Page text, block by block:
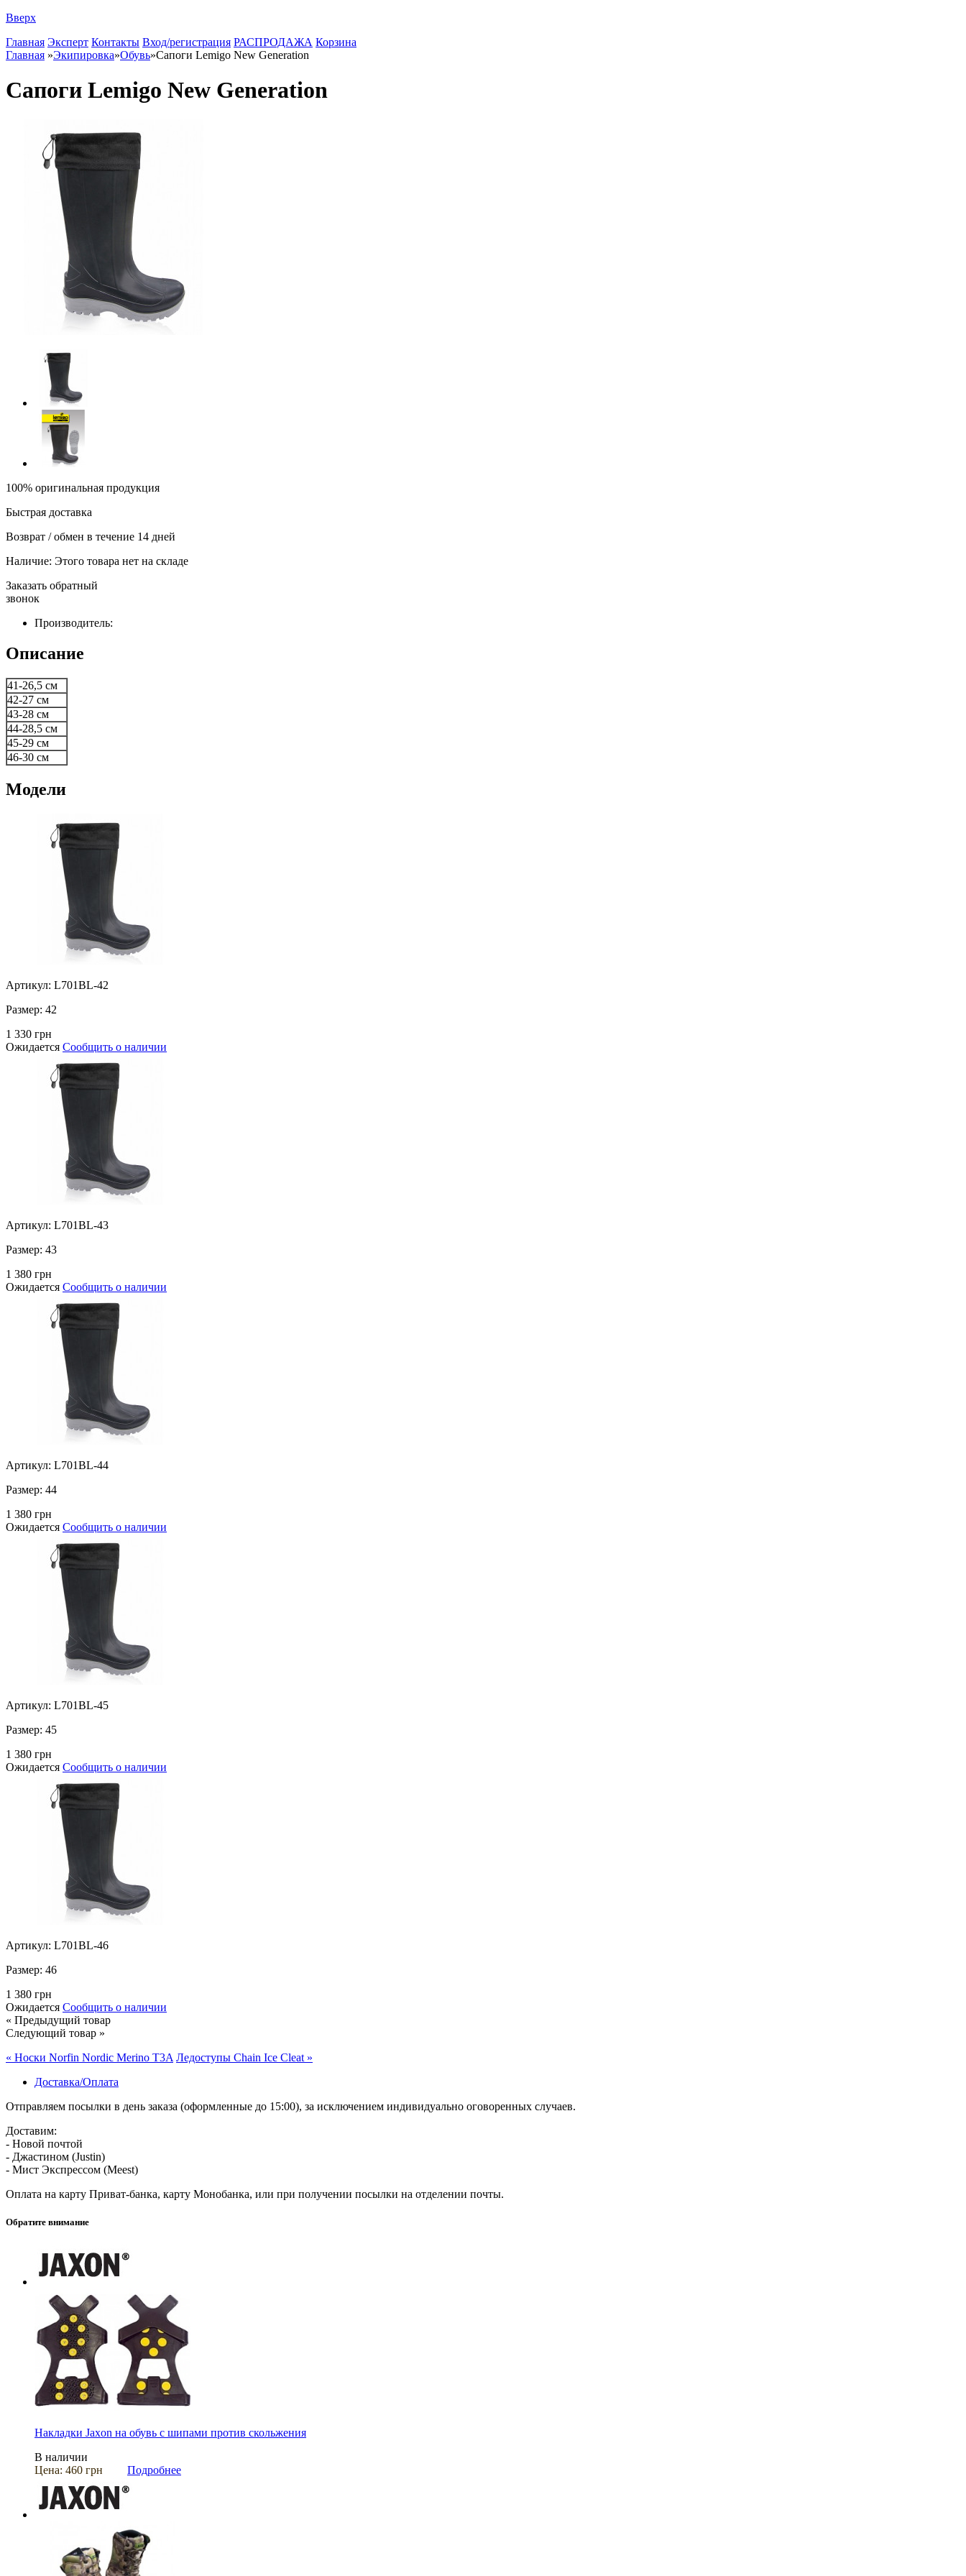
Вверх
Главная Эксперт Контакты Вход/регистрация РАСПРОДАЖА Корзина
Главная »Экипировка»Обувь»Сапоги Lemigo New Generation
Сапоги Lemigo New Generation
100% оригинальная продукция
Быстрая доставка
Возврат / обмен в течение 14 дней
Наличие: Этого товара нет на складе
Заказать обратный
звонок
Производитель:
Описание
41-26,5 см
42-27 см
43-28 см
44-28,5 см
45-29 см
46-30 см
Модели
Артикул: L701BL-42
Размер: 42
1 330 грн
Ожидается Сообщить о наличии
Артикул: L701BL-43
Размер: 43
1 380 грн
Ожидается Сообщить о наличии
Артикул: L701BL-44
Размер: 44
1 380 грн
Ожидается Сообщить о наличии
Артикул: L701BL-45
Размер: 45
1 380 грн
Ожидается Сообщить о наличии
Артикул: L701BL-46
Размер: 46
1 380 грн
Ожидается Сообщить о наличии
« Предыдущий товар
Следующий товар »
« Носки Norfin Nordic Merino T3A Ледоступы Chain Ice Cleat »
Доставка/Оплата
Отправляем посылки в день заказа (оформленные до 15:00), за исключением индивидуально оговоренных случаев.
Доставим:
- Новой почтой
- Джастином (Justin)
- Мист Экспрессом (Meest)
Оплата на карту Приват-банка, карту Монобанка, или при получении посылки на отделении почты.
Обратите внимание
Накладки Jaxon на обувь с шипами против скольжения
В наличии
Цена: 460 грн Подробнее